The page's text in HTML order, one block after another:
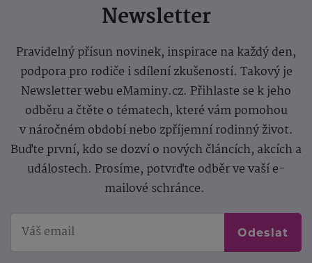
Newsletter
Pravidelný přísun novinek, inspirace na každý den,
podpora pro rodiče i sdílení zkušeností. Takový je
Newsletter webu eMaminy.cz. Přihlaste se k jeho
odběru a čtěte o tématech, které vám pomohou
v náročném období nebo zpříjemní rodinný život.
Buďte první, kdo se dozví o nových článcích, akcích a
událostech. Prosíme, potvrďte odběr ve vaší e-
mailové schránce.
Odeslat